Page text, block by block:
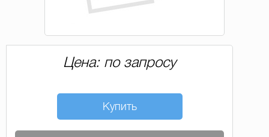
Цена: по запросу
Купить